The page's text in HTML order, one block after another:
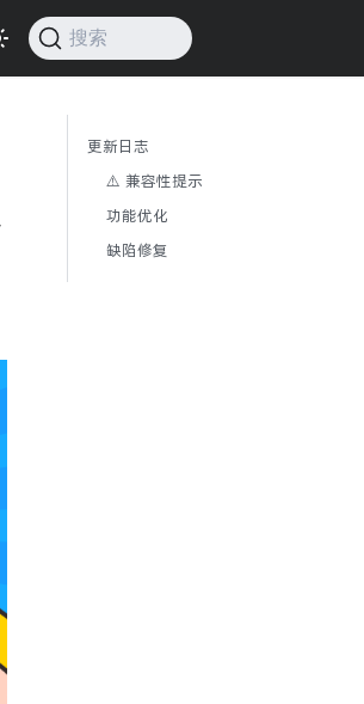
搜索
更新日志
⚠️ 兼容性提示
功能优化
缺陷修复